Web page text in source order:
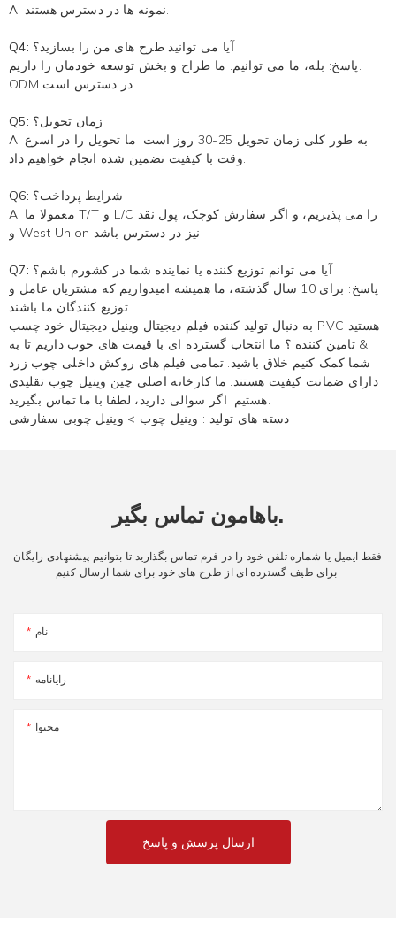
A: نمونه ها در دسترس هستند.
Q4: آیا می توانید طرح های من را بسازید؟
پاسخ: بله، ما می توانیم. ما طراح و بخش توسعه خودمان را داریم.
ODM در دسترس است.
Q5: زمان تحویل؟
A: به طور کلی زمان تحویل 25-30 روز است. ما تحویل را در اسرع
وقت با کیفیت تضمین شده انجام خواهیم داد.
Q6: شرایط پرداخت؟
A: معمولا ما T/T و L/C را می پذیریم، و اگر سفارش کوچک، پول نقد
و West Union نیز در دسترس باشد.
Q7: آیا می توانم توزیع کننده یا نماینده شما در کشورم باشم؟
پاسخ: برای 10 سال گذشته، ما همیشه امیدواریم که مشتریان عامل و
توزیع کنندگان ما باشند.
به دنبال تولید کننده فیلم دیجیتال وینیل دیجیتال خود چسب PVC هستید
& تامین کننده ؟ ما انتخاب گسترده ای با قیمت های خوب داریم تا به
شما کمک کنیم خلاق باشید. تمامی فیلم های روکش داخلی چوب زرد
دارای ضمانت کیفیت هستند. ما کارخانه اصلی چین وینیل چوب تقلیدی
هستیم. اگر سوالی دارید، لطفا با ما تماس بگیرید.
دسته های تولید : وینیل چوب > وینیل چوبی سفارشی
باهامون تماس بگير.
فقط ایمیل یا شماره تلفن خود را در فرم تماس بگذارید تا بتوانیم پیشنهادی رایگان
نام:
رایانامه
محتوا
ارسال پرسش و پاسخ